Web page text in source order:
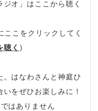
オ」はここから聴く
こをクリックしてく
聴く ）
はなわさんと神庭ひ
をぜひお楽しみに！
はありません